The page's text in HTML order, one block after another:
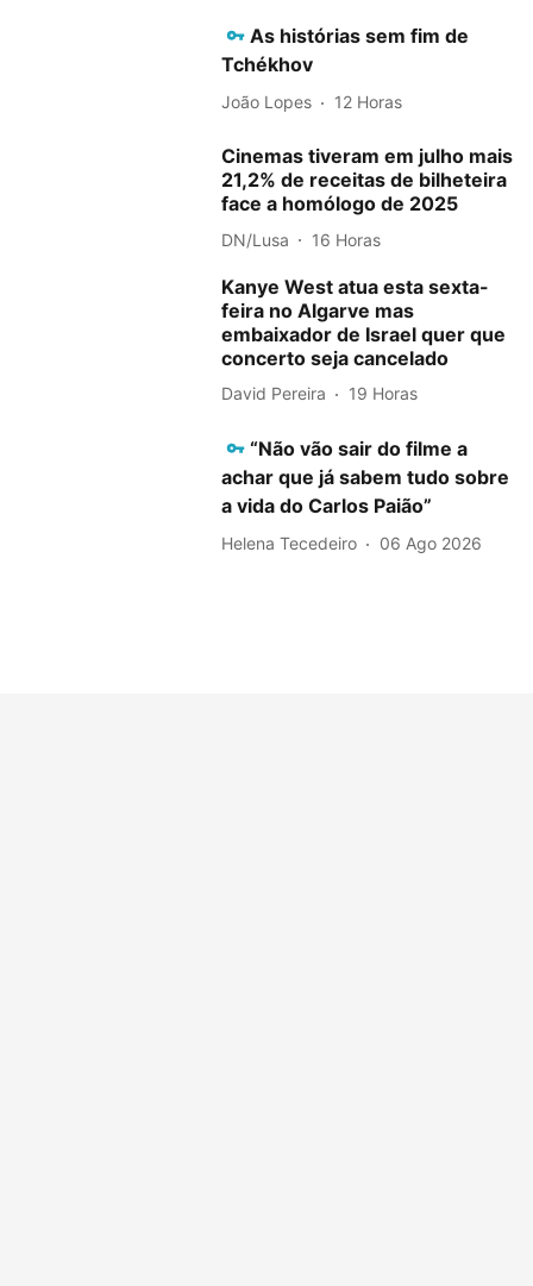
As histórias sem fim de
Tchékhov
João Lopes 12 Horas
Cinemas tiveram em julho mais
21,2% de receitas de bilheteira
face a homólogo de 2025
DN/Lusa 16 Horas
Kanye West atua esta sexta-
feira no Algarve mas
embaixador de Israel quer que
concerto seja cancelado
David Pereira 19 Horas
“Não vão sair do filme a
achar que já sabem tudo sobre
a vida do Carlos Paião”
Helena Tecedeiro 06 Ago 2026